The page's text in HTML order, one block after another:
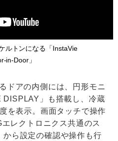
ルトンになる「InstaVie
in-Door」
ドアの内側には、円形モニ
」も搭載し、冷蔵
を表示。画面タッチで操作
レクトロニクス共通のス
ら設定の確認や操作も行